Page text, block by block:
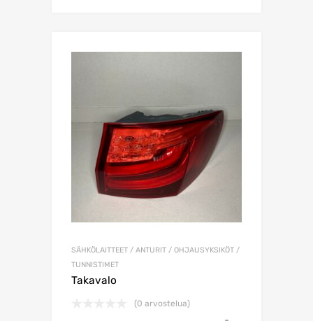
SÄHKÖLAITTEET / ANTURIT / OHJAUSYKSIKÖT /
TUNNISTIMET
Takavalo
(0 arvostelua)